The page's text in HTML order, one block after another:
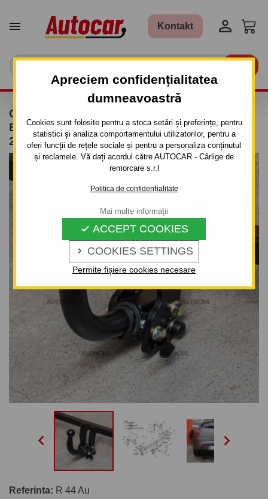
Apreciem confidențialitatea
dumneavoastră
Cookies sunt folosite pentru a stoca setări și preferințe, pentru
statistici și analiza comportamentului utilizatorilor, pentru a
oferi funcții de rețele sociale și pentru a personaliza conținutul
și reclamele. Vă dați acordul către AUTOCAR - Cârlige de
remorcare s.r.l
Politica de confidențialitate
 COOKIES SETTINGS
 ACCEPT COOKIES
Permite fișiere cookies necesare
Mai multe informații
 Kontakt 
CÂRLIG DE REMORCARE PENTRU FIAT
BRAVO - 5 UŞI - SISTEM DEMONTABIL DIN
2007
 
Referinta: R 44 Au